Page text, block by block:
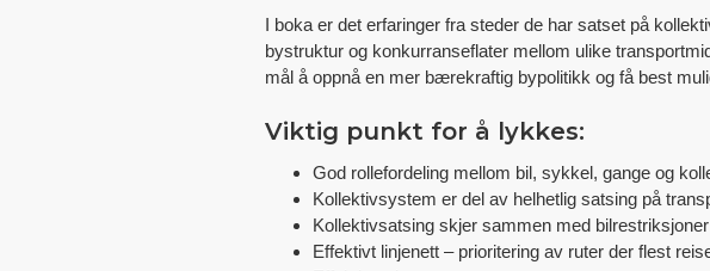
I boka er det erfaringer fra steder de har satset på
bystruktur og konkurranseflater mellom ulike
mål å oppnå en mer bærekraftig bypolitikk og få best
Viktig punkt for å lykkes:
God rollefordeling mellom bil, sykkel, gange og
Kollektivsystem er del av helhetlig satsing på
Kollektivsatsing skjer sammen med
Effektivt linjenett – prioritering av ruter der flest